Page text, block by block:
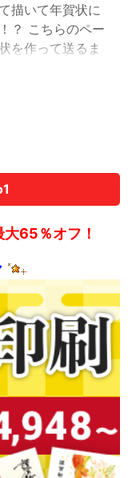
描いて年賀状に
？ こちらのペー
を作って送るま
65％オフ！